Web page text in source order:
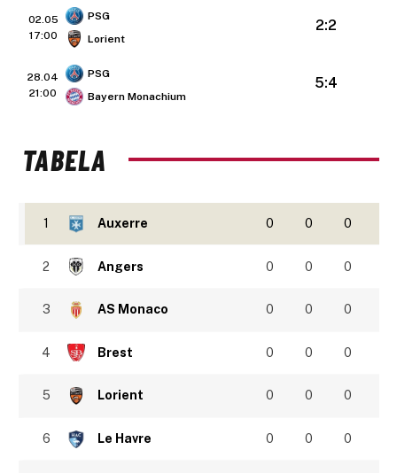
02.05
17:00
PSG
Lorient
2:2
28.04
21:00
PSG
Bayern Monachium
5:4
TABELA
1 Auxerre 0 0 0
2 Angers 0 0 0
3 AS Monaco 0 0 0
4 Brest 0 0 0
5 Lorient 0 0 0
6 Le Havre 0 0 0